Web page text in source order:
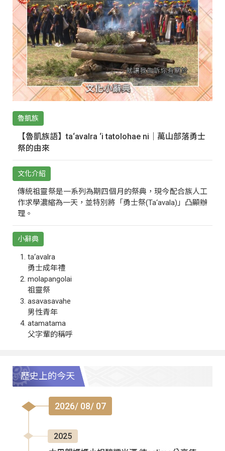
魯凱族
【魯凱族語】ta‘avalra ‘i tatolohae ni｜萬山部落勇士
祭的由來
文化介紹
傳統祖靈祭是一系列為期四個月的祭典，現今配合族人工
作求學濃縮為一天，並特別將「勇士祭(Ta‘avala)」凸顯辦
理。
小辭典
ta‘avalra
勇士成年禮
molapangolai
祖靈祭
asavasavahe
男性青年
atamatama
父字輩的稱呼
歷史上的今天
2026/ 08/ 07
2025